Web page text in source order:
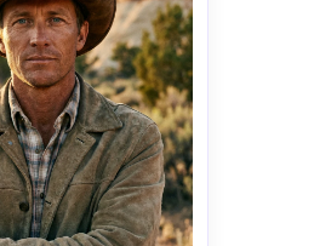
centradas, humor
alta moda, tecido
nítido, alta resolução-
AR 4:5